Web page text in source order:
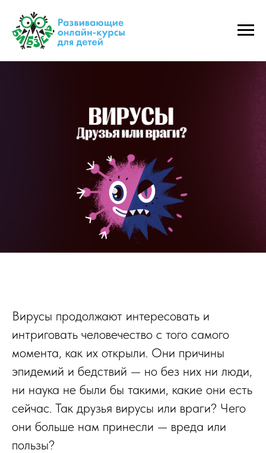
Вирусы продолжают интересовать и
интриговать человечество с того самого
момента, как их открыли. Они причины
эпидемий и бедствий — но без них ни люди,
ни наука не были бы такими, какие они есть
сейчас. Так друзья вирусы или враги? Чего
они больше нам принесли — вреда или
пользы?